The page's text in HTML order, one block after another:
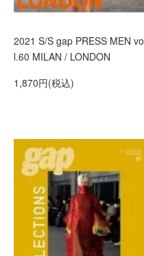
2021 S/S gap PRESS MEN vo
l.60 MILAN / LONDON
1,870円(税込)